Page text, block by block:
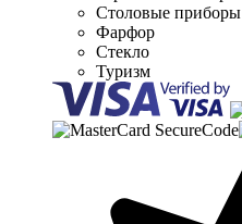
Столовые приборы
Фарфор
Стекло
Туризм